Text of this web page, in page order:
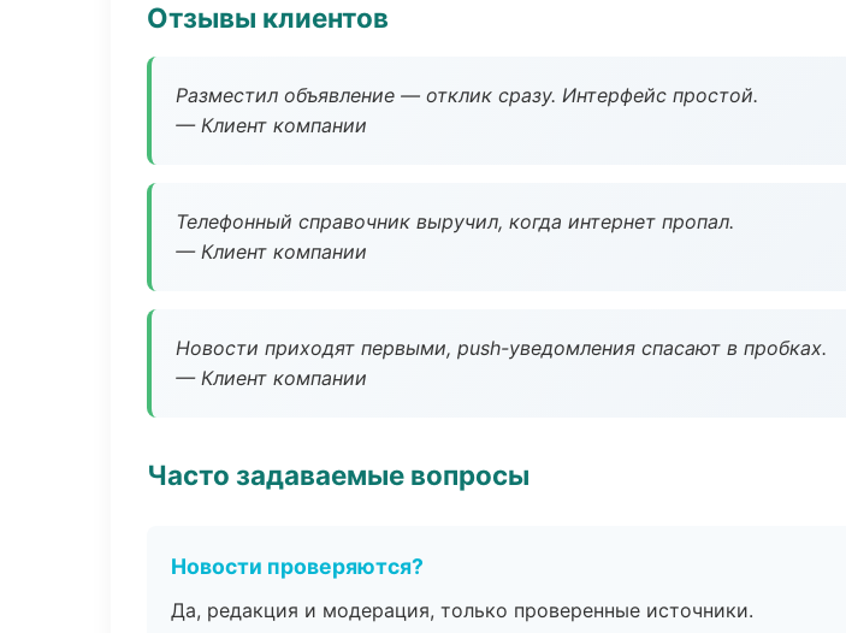
Отзывы клиентов
Разместил объявление — отклик сразу. Интерфейс простой.
— Клиент компании
Телефонный справочник выручил, когда интернет пропал.
— Клиент компании
Новости приходят первыми, push-уведомления спасают в пробках.
— Клиент компании
Часто задаваемые вопросы
Новости проверяются?
Да, редакция и модерация, только проверенные источники.